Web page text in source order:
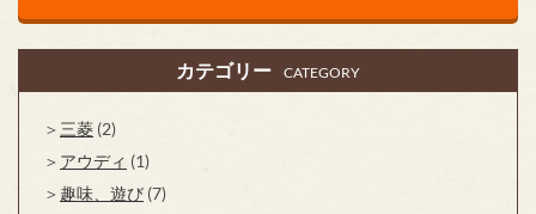
カテゴリー CATEGORY
三菱 (2)
アウディ (1)
趣味、遊び (7)